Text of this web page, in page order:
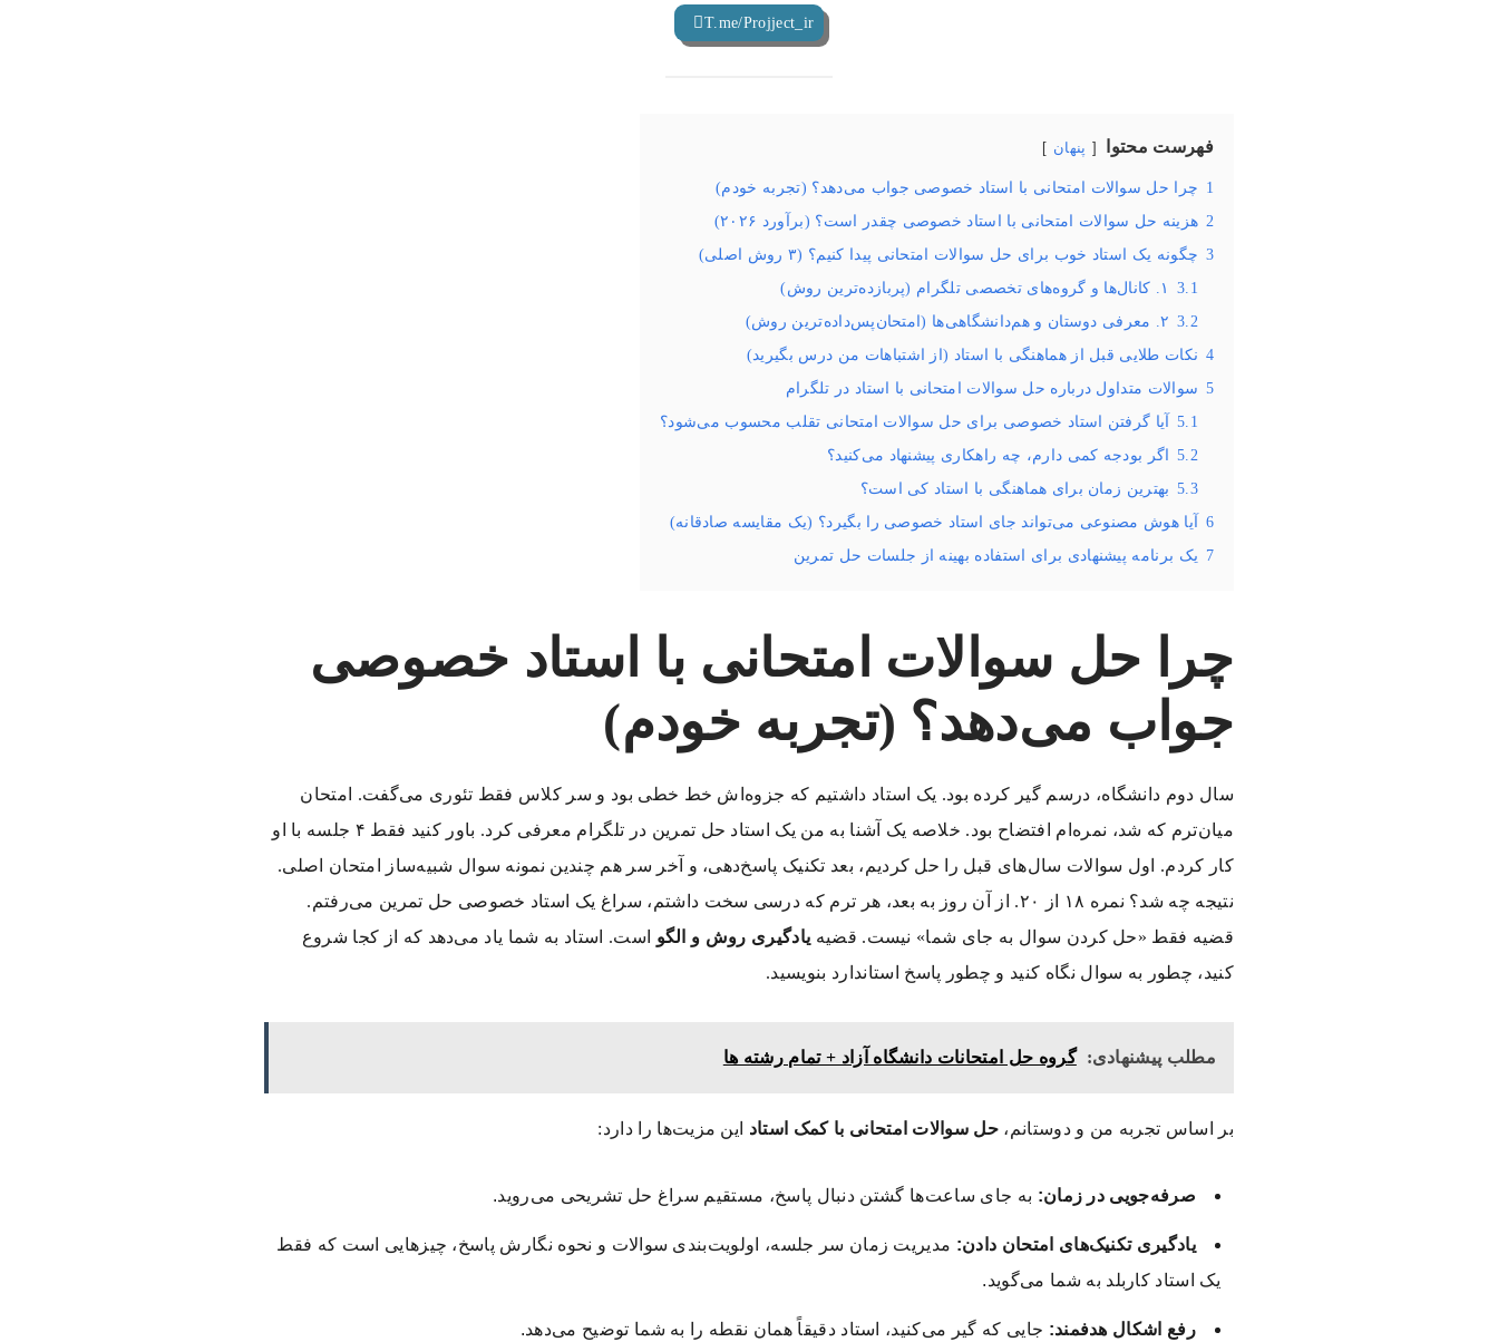
T.me/Projject_ir
فهرست محتوا پنهان
1 چرا حل سوالات امتحانی با استاد خصوصی جواب می‌دهد؟ (تجربه خودم)
2 هزینه حل سوالات امتحانی با استاد خصوصی چقدر است؟ (برآورد ۲۰۲۶)
3 چگونه یک استاد خوب برای حل سوالات امتحانی پیدا کنیم؟ (۳ روش اصلی)
3.1
۱. کانال‌ها و گروه‌های تخصصی تلگرام (پربازده‌ترین روش)
3.2 ۲. معرفی دوستان و هم‌دانشگاهی‌ها (امتحان‌پس‌داده‌ترین روش)
4 نکات طلایی قبل از هماهنگی با استاد (از اشتباهات من درس بگیرید)
5 سوالات متداول درباره حل سوالات امتحانی با استاد در تلگرام
5.1 آیا گرفتن استاد خصوصی برای حل سوالات امتحانی تقلب محسوب می‌شود؟
5.2 اگر بودجه کمی دارم، چه راهکاری پیشنهاد می‌کنید؟
5.3 بهترین زمان برای هماهنگی با استاد کی است؟
6 آیا هوش مصنوعی می‌تواند جای استاد خصوصی را بگیرد؟ (یک مقایسه صادقانه)
7 یک برنامه پیشنهادی برای استفاده بهینه از جلسات حل تمرین
چرا حل سوالات امتحانی با استاد خصوصی
جواب می‌دهد؟ (تجربه خودم)
سال دوم دانشگاه، درسم گیر کرده بود. یک استاد داشتیم که جزوه‌اش خط خطی بود و سر کلاس فقط تئوری می‌گفت. امتحان
میان‌ترم که شد، نمره‌ام افتضاح بود. خلاصه یک آشنا به من یک استاد حل تمرین در تلگرام معرفی کرد. باور کنید فقط ۴ جلسه با او
کار کردم. اول سوالات سال‌های قبل را حل کردیم، بعد تکنیک پاسخ‌دهی، و آخر سر هم چندین نمونه سوال شبیه‌ساز امتحان اصلی.
نتیجه چه شد؟ نمره ۱۸ از ۲۰. از آن روز به بعد، هر ترم که درسی سخت داشتم، سراغ یک استاد خصوصی حل تمرین می‌رفتم.
قضیه فقط «حل کردن سوال به جای شما» نیست. قضیه یادگیری روش و الگو است. استاد به شما یاد می‌دهد که از کجا شروع
کنید، چطور به سوال نگاه کنید و چطور پاسخ استاندارد بنویسید.
مطلب پیشنهادی: گروه حل امتحانات دانشگاه آزاد + تمام رشته ها
بر اساس تجربه من و دوستانم، حل سوالات امتحانی با کمک استاد این مزیت‌ها را دارد:
صرفه‌جویی در زمان: به جای ساعت‌ها گشتن دنبال پاسخ، مستقیم سراغ حل تشریحی می‌روید.
یادگیری تکنیک‌های امتحان دادن: مدیریت زمان سر جلسه، اولویت‌بندی سوالات و نحوه نگارش پاسخ، چیزهایی است که فقط
یک استاد کاربلد به شما می‌گوید.
رفع اشکال هدفمند: جایی که گیر می‌کنید، استاد دقیقاً همان نقطه را به شما توضیح می‌دهد.